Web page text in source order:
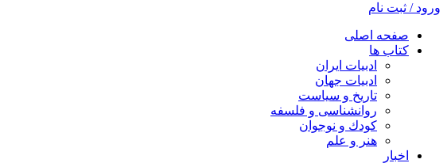
ورود / ثبت نام
صفحه اصلی
کتاب ها
ادبیات ایران
ادبیات جهان
تاریخ و سیاست
روانشناسی و فلسفه
کودك و نوجوان
هنر و علم
اخبار